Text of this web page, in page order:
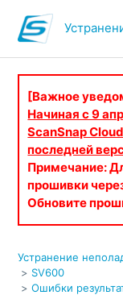
[Важное
Начиная с 9
ScanSnap
последней
Примечание:
прошивки
Обновите
Устранение
SV600
Ошибки